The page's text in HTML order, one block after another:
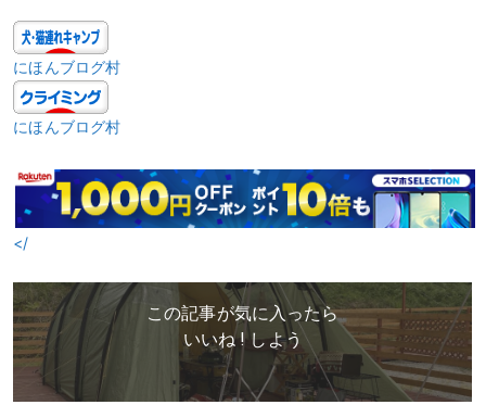
にほんブログ村
にほんブログ村
</
この記事が気に入ったら
いいね ! しよう